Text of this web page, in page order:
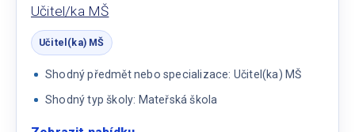
Učitel/ka MŠ
Učitel(ka) MŠ
Shodný předmět nebo specializace: Učitel(ka) MŠ
Shodný typ školy: Mateřská škola